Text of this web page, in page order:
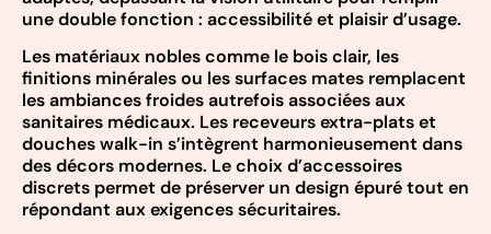
une double fonction : accessibilité et plaisir d’usage.
Les matériaux nobles comme le bois clair, les
finitions minérales ou les surfaces mates remplacent
les ambiances froides autrefois associées aux
sanitaires médicaux. Les receveurs extra-plats et
douches walk-in s’intègrent harmonieusement dans
des décors modernes. Le choix d’accessoires
discrets permet de préserver un design épuré tout en
répondant aux exigences sécuritaires.